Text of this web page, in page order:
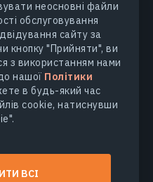
неосновні файли
обслуговування
сайту за
кнопку "Прийняти", ви
з використанням нами
нашої Політики
в будь-який час
cookie, натиснувши
ВСІ
копалин